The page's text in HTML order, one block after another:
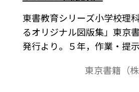
東書教育シリーズ小学校理
るオリジナル図版集」東京
発行より。５年，作業・提
ンチ，ホチキス，栓抜き，
東京書籍（